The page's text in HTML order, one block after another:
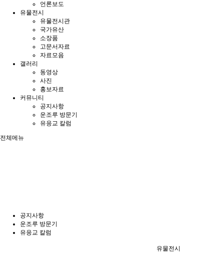
언론보도
유물전시
유물전시관
국가유산
소장품
고문서자료
자료모음
갤러리
동영상
사진
홍보자료
커뮤니티
공지사항
운조루 방문기
유응교 칼럼
전체메뉴
공지사항
운조루 방문기
유응교 칼럼
유물전시